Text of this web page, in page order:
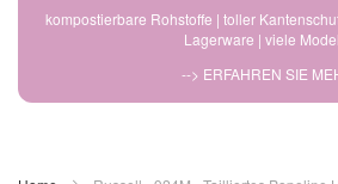
kompostierbare Rohstoffe | toller
Lagerware | viele
--> ERFAHREN SIE